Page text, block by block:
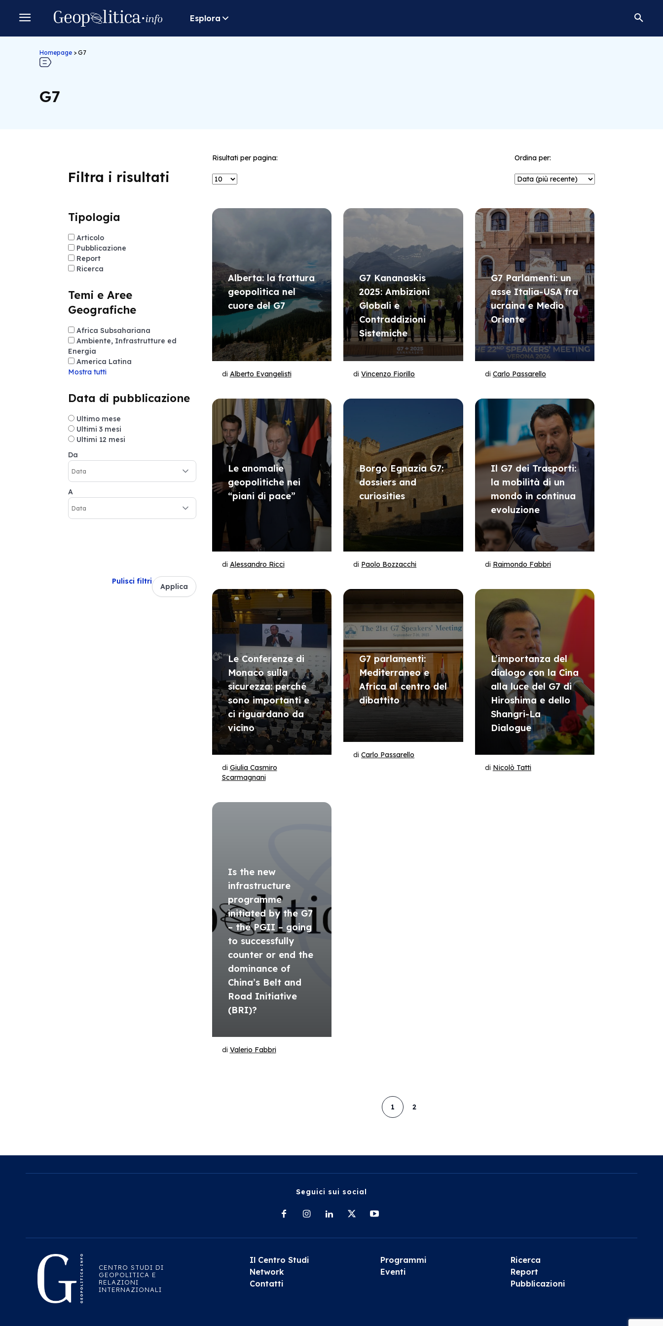
Esplora
Homepage > G7
G7
Filtra i risultati
Tipologia
Articolo
Pubblicazione
Report
Ricerca
Temi e Aree
Geografiche
Africa Subsahariana
Ambiente, Infrastrutture ed
Energia
America Latina
Mostra tutti
Data di pubblicazione
Ultimo mese
Ultimi 3 mesi
Ultimi 12 mesi
Da
A
Pulisci filtri
Applica
Risultati per pagina: Ordina per:
Alberta: la frattura
geopolitica nel
cuore del G7
di Alberto Evangelisti
G7 Kananaskis
2025: Ambizioni
Globali e
Contraddizioni
Sistemiche
diVincenzo Fiorillo
G7 Parlamenti: un
asse Italia-USA fra
ucraina e Medio
Oriente
di Carlo Passarello
Le anomalie
geopolitiche nei
“piani di pace”
di Alessandro Ricci
Borgo Egnazia G7:
dossiers and
curiosities
di Paolo Bozzacchi
Il G7 dei Trasporti:
la mobilità di un
mondo in continua
evoluzione
di Raimondo Fabbri
Le Conferenze di
Monaco sulla
sicurezza: perché
sono importanti e
ci riguardano da
vicino
di Giulia Casmiro
Scarmagnani
G7 parlamenti:
Mediterraneo e
Africa al centro del
dibattito
diCarlo Passarello
L’importanza del
dialogo con la Cina
alla luce del G7 di
Hiroshima e dello
Shangri-La
Dialogue
di Nicolò Tatti
Is the new
infrastructure
programme
initiated by the G7
– the PGII – going
to successfully
counter or end the
dominance of
China’s Belt and
Road Initiative
(BRI)?
di Valerio Fabbri
1 2
Seguici sui social
CENTRO STUDI DI
GEOPOLITICA E
RELAZIONI
INTERNAZIONALI
Il Centro Studi
Network
Contatti
Programmi
Eventi
Ricerca
Report
Pubblicazioni